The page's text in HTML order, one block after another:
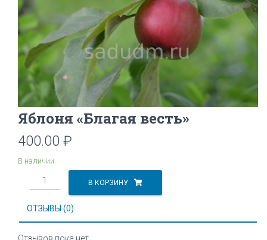
А
А
Ц
Яблоня «Благая весть»
400.00 ₽
В наличии
Количество
Яблоня
"Благая
В КОРЗИНУ
ОТЗЫВЫ (0)